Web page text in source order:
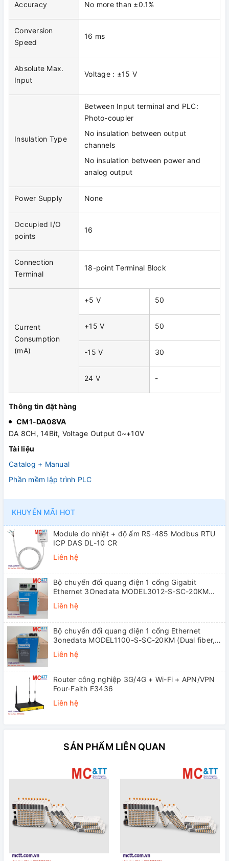
Accuracy No more than ±0.1%
Conversion
Speed
16 ms
Absolute Max.
Input
Voltage : ±15 V
Insulation Type
Between Input terminal and PLC:
Photo-coupler
No insulation between output
channels
No insulation between power and
analog output
Power Supply None
Occupied I/O
points
16
Connection
Terminal
18-point Terminal Block
Current
Consumption
(mA)
+5 V 50
+15 V 50
-15 V 30
24 V -
Thông tin đặt hàng
CM1-DA08VA
DA 8CH, 14Bit, Voltage Output 0~+10V
Tài liệu
Catalog + Manual
Phần mềm lập trình PLC
KHUYẾN MÃI HOT
Module đo nhiệt + độ ẩm RS-485 Modbus RTU
ICP DAS DL-10 CR
Liên hệ
Bộ chuyển đổi quang điện 1 cổng Gigabit
Ethernet 3Onedata MODEL3012-S-SC-20KM
Liên hệ
Bộ chuyển đổi quang điện 1 cổng Ethernet
3onedata MODEL1100-S-SC-20KM (Dual fiber,
Liên hệ
Router công nghiệp 3G/4G + Wi-Fi + APN/VPN
Four-Faith F3436
Liên hệ
SẢN PHẨM LIÊN QUAN